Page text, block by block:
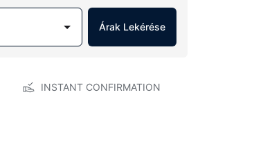
Árak Lekérése
INSTANT CONFIRMATION